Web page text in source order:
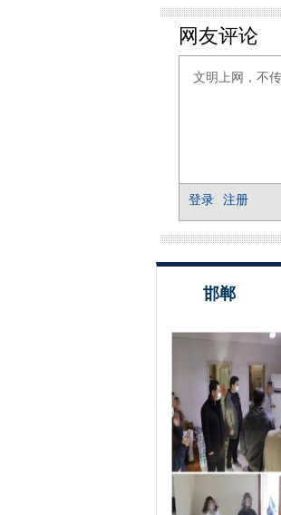
邯郸